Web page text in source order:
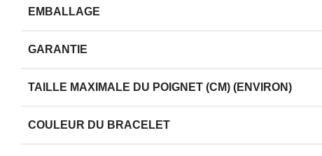
EMBALLAGE
GARANTIE
TAILLE MAXIMALE DU POIGNET (CM) (ENVIRON)
COULEUR DU BRACELET